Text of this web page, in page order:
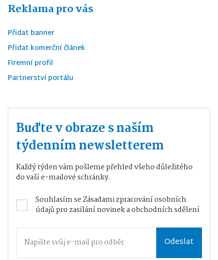
Reklama pro vás
Přidat banner
Přidat komerční článek
Firemní profil
Partnerství portálu
Buďte v obraze s naším
týdenním newsletterem
Každý týden vám pošleme přehled všeho důležitého
do vaší e-mailové schránky.
Souhlasím seZásadami zpracování osobních
údajůpro zasílání novinek a obchodních sdělení
Odeslat